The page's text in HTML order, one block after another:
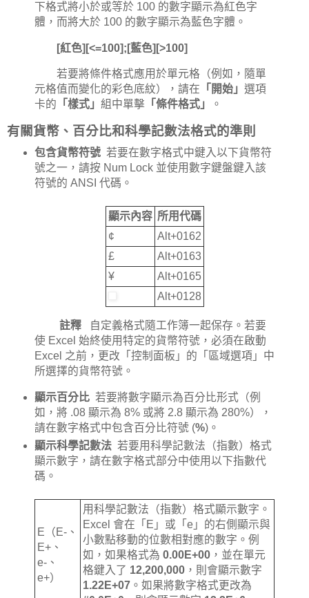
下格式將小於或等於 100 的數字顯示為紅色字
體，而將大於 100 的數字顯示為藍色字體。
[紅色][<=100];[藍色][>100]
若要將條件格式應用於單元格（例如，隨單
元格值而變化的彩色底紋），請在 「開始」 選項
卡的 「樣式」 組中單擊「條件格式」 。
有關貨幣、百分比和科學記數法格式的準則
包含貨幣符號若要在數字格式中鍵入以下貨幣符
號之一，請按 Num Lock 並使用數字鍵盤鍵入該
符號的 ANSI 代碼。
顯示內容 所用代碼
¢
Alt+0162
£
Alt+0163
¥
Alt+0165
Alt+0128
註釋
自定義格式隨工作簿一起保存。若要
使 Excel 始終使用特定的貨幣符號，必須在啟動
Excel 之前，更改「控制面板」的「區域選項」中
所選擇的貨幣符號。
顯示百分比若要將數字顯示為百分比形式（例
如，將 .08 顯示為 8% 或將 2.8 顯示為 280%），
請在數字格式中包含百分比符號 (%)。
顯示科學記數法若要用科學記數法（指數）格式
顯示數字，請在數字格式部分中使用以下指數代
碼。
E（E-、
E+、
e-、
e+）
用科學記數法（指數）格式顯示數字。
Excel 會在「E」或「e」的右側顯示與
小數點移動的位數相對應的數字。例
如，如果格式為 0.00E+00 ，並在單元
格鍵入了 12,200,000 ，則會顯示數字
1.22E+07 。如果將數字格式更改為